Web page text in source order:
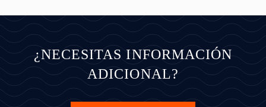
¿NECESITAS INFORMACIÓN
ADICIONAL?